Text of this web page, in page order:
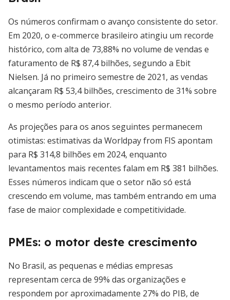
Os números confirmam o avanço consistente do setor.
Em 2020, o e-commerce brasileiro atingiu um recorde
histórico, com alta de 73,88% no volume de vendas e
faturamento de R$ 87,4 bilhões, segundo a Ebit
Nielsen. Já no primeiro semestre de 2021, as vendas
alcançaram R$ 53,4 bilhões, crescimento de 31% sobre
o mesmo período anterior.
As projeções para os anos seguintes permanecem
otimistas: estimativas da Worldpay from FIS apontam
para R$ 314,8 bilhões em 2024, enquanto
levantamentos mais recentes falam em R$ 381 bilhões.
Esses números indicam que o setor não só está
crescendo em volume, mas também entrando em uma
fase de maior complexidade e competitividade.
PMEs: o motor deste crescimento
No Brasil, as pequenas e médias empresas
representam cerca de 99% das organizações e
respondem por aproximadamente 27% do PIB, de